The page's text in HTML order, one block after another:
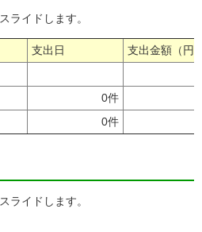
ライドします。
支出日
支出金額（円
0件
0件
ライドします。